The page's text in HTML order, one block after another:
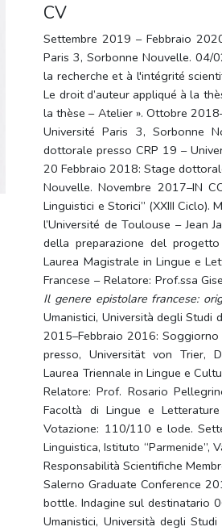
CV
Settembre 2019 – Febbraio
Paris 3, Sorbonne Nouvelle. 04/
la recherche et à l'intégrité
Le droit d’auteur appliqué à la
la thèse – Atelier ». Ottobre
Université Paris 3, Sorbonne
dottorale presso CRP 19 –
20 Febbraio 2018: Stage
Nouvelle. Novembre 2017–IN
Linguistici e Storici” (XXIII
l’Université de Toulouse – Jean
della preparazione del
Laurea Magistrale in Lingue e
Francese – Relatore: Prof.ssa
Il genere epistolare francese:
Umanistici, Università degli Studi
2015–Febbraio 2016:
presso, Universität von Trier,
Laurea Triennale in Lingue e
Relatore: Prof. Rosario
Facoltà di Lingue e
Votazione: 110/110 e lode.
Linguistica, Istituto “Parmenide”,
Responsabilità Scientifiche
Salerno Graduate Conference
bottle. Indagine sul destinatario
Umanistici, Università degli